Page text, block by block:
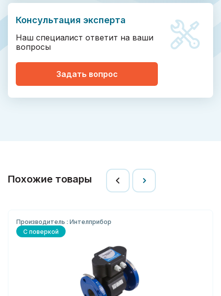
Консультация эксперта
Наш специалист ответит на ваши
вопросы
Задать вопрос
Похожие товары
Производитель : Интелприбор
С поверкой